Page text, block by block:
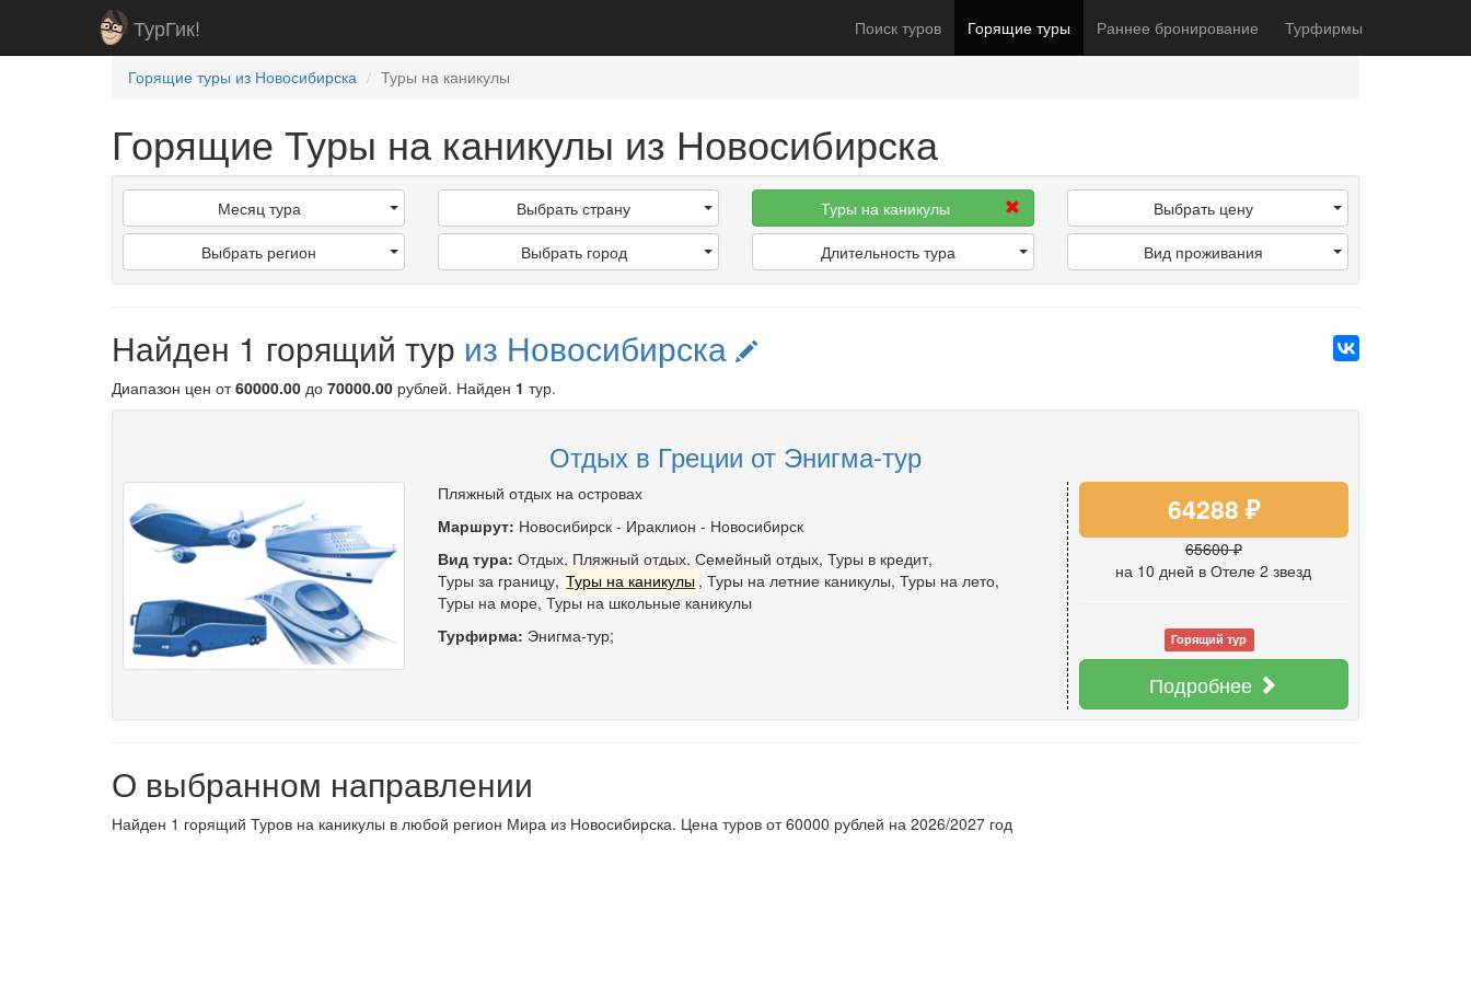
ТурГик! Поиск туров Горящие туры Раннее бронирование Турфирмы
Горящие туры из Новосибирска Туры на каникулы
Горящие Туры на каникулы из Новосибирска
Месяц тура
Выбрать регион
Выбрать страну
Выбрать город
Туры на каникулы
Длительность тура
Выбрать цену
Вид проживания
Найден 1 горящий тур из Новосибирска
Диапазон цен от60000.00 до 70000.00 рублей. Найден 1 тур.
Отдых в Греции от Энигма-тур
Пляжный отдых на островах
Маршрут: Новосибирск- Ираклион - Новосибирск
Вид тура: Отдых, Пляжный отдых, Семейный отдых, Туры в кредит,
Туры за границу, Туры на каникулы ,Туры на летние каникулы,Туры на лето,
Туры на море, Туры на школьные каникулы
Турфирма: Энигма-тур;
64288 ₽
65600 ₽
на 10 дней в Отеле 2 звезд
Горящий тур
Подробнее
О выбранном направлении
Найден 1 горящий Туров на каникулы в любой регион Мира из Новосибирска. Цена туров от 60000 рублей на 2026/2027 год